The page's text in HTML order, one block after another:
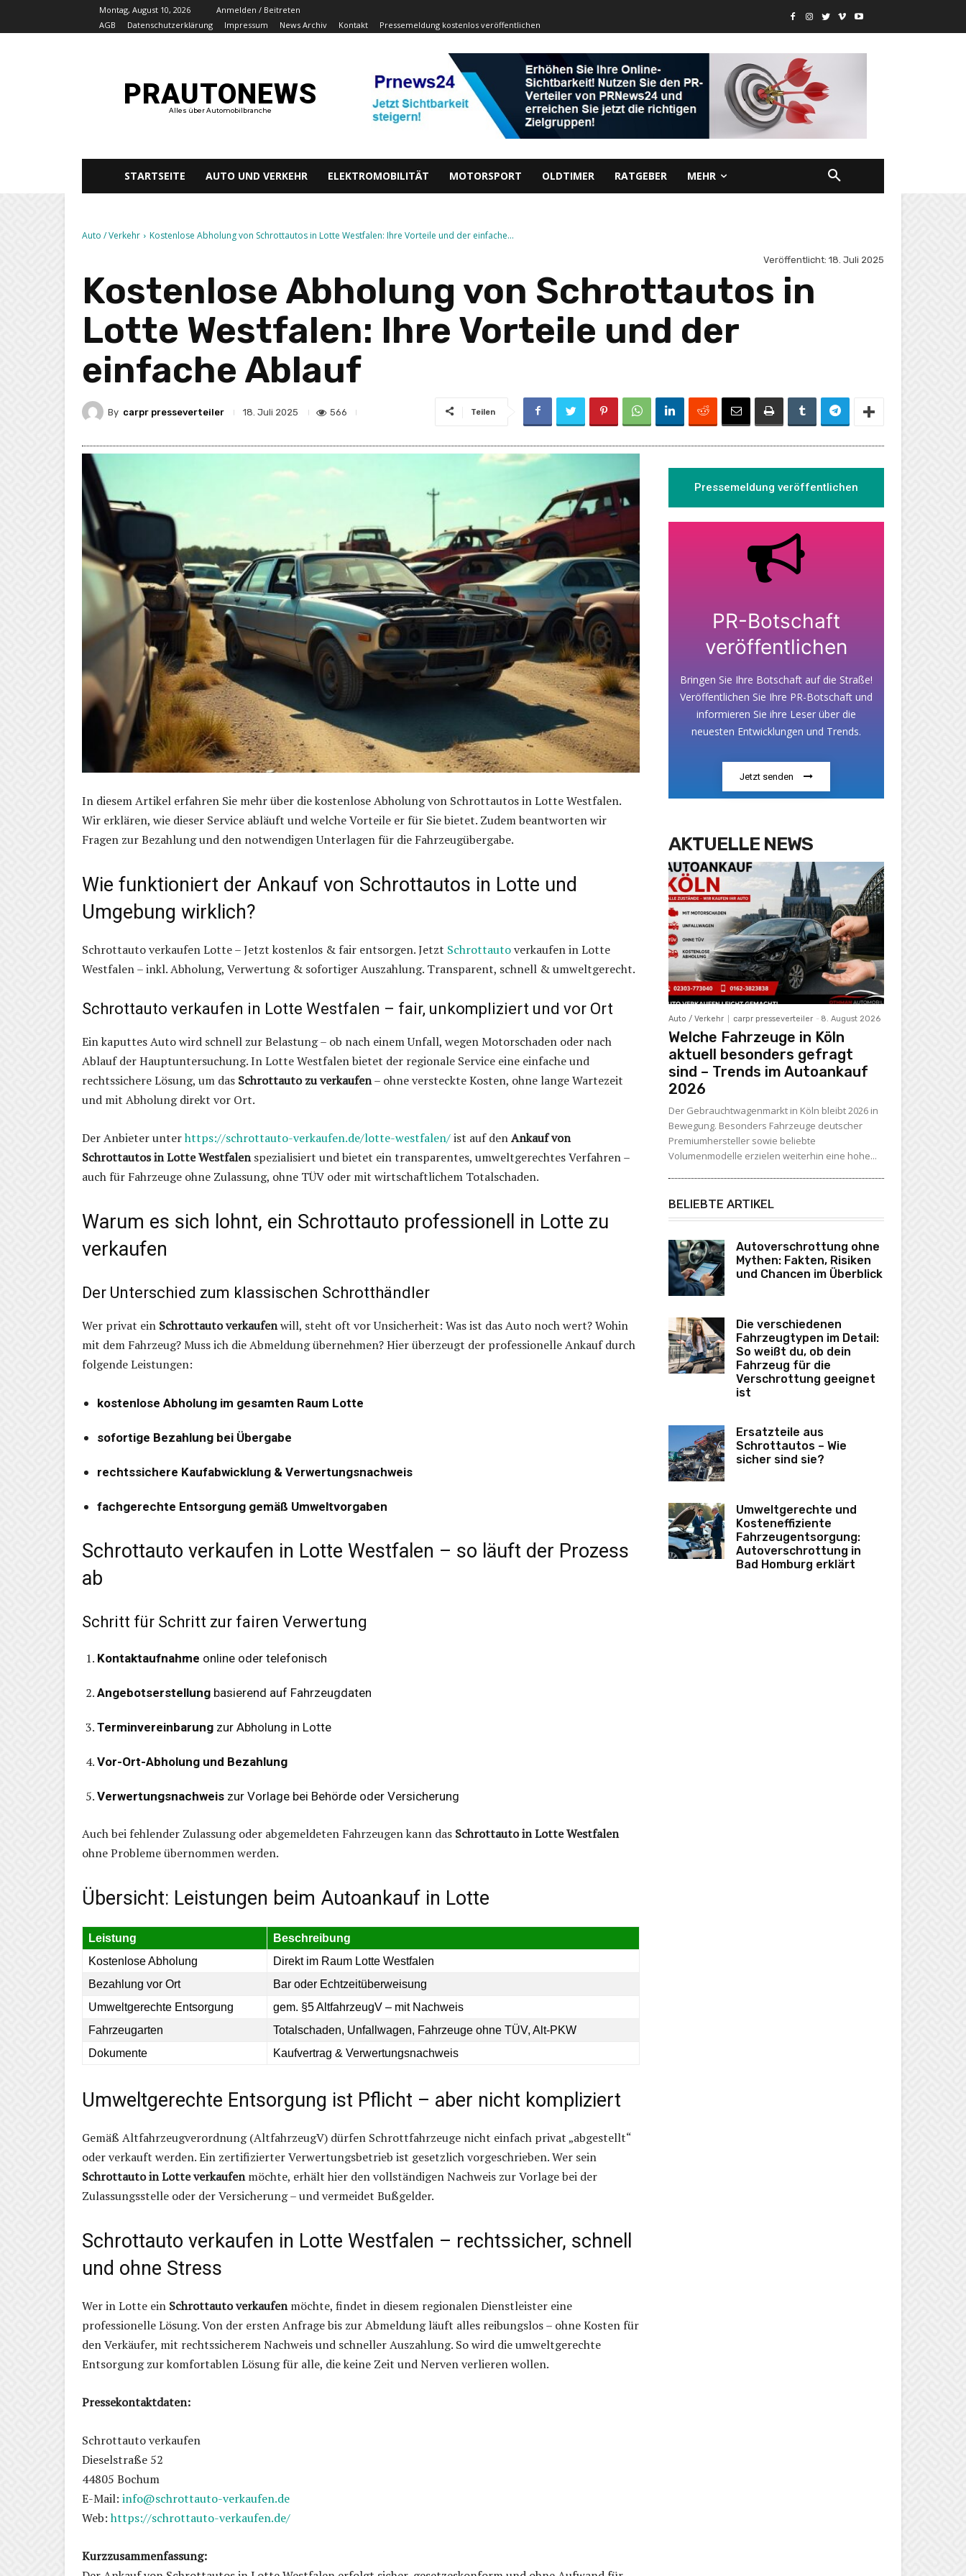
Montag, August 10, 2026
Anmelden / Beitreten
AGB
Datenschutzerklärung Impressum News Archiv Kontakt Pressemeldung kostenlos veröffentlichen
PRAUTONEWS
Alles über Automobilbranche
STARTSEITE AUTO UND VERKEHR ELEKTROMOBILITÄT MOTORSPORT OLDTIMER RATGEBER MEHR
Auto / Verkehr Kostenlose Abholung von Schrottautos in Lotte Westfalen: Ihre Vorteile und der einfache...
Veröffentlicht: 18. Juli 2025
Kostenlose Abholung von Schrottautos in
Lotte Westfalen: Ihre Vorteile und der
einfache Ablauf
By carpr presseverteiler 18. Juli 2025 566 Teilen
In diesem Artikel erfahren Sie mehr über die kostenlose Abholung von Schrottautos in Lotte Westfalen.
Wir erklären, wie dieser Service abläuft und welche Vorteile er für Sie bietet. Zudem beantworten wir
Fragen zur Bezahlung und den notwendigen Unterlagen für die Fahrzeugübergabe.
Wie funktioniert der Ankauf von Schrottautos in Lotte und
Umgebung wirklich?
Schrottauto verkaufen Lotte – Jetzt kostenlos & fair entsorgen. Jetzt Schrottautoverkaufen in Lotte
Westfalen – inkl. Abholung, Verwertung & sofortiger Auszahlung. Transparent, schnell & umweltgerecht.
Schrottauto verkaufen in Lotte Westfalen – fair, unkompliziert und vor Ort
Ein kaputtes Auto wird schnell zur Belastung – ob nach einem Unfall, wegen Motorschaden oder nach
Ablauf der Hauptuntersuchung. In Lotte Westfalen bietet der regionale Service eine einfache und
rechtssichere Lösung, um das Schrottauto zu verkaufen– ohne versteckte Kosten, ohne lange Wartezeit
und mit Abholung direkt vor Ort.
Der Anbieter unterhttps://schrottauto-verkaufen.de/lotte-westfalen/ist auf denAnkauf von
Schrottautos in Lotte Westfalenspezialisiert und bietet ein transparentes, umweltgerechtes Verfahren –
auch für Fahrzeuge ohne Zulassung, ohne TÜV oder mit wirtschaftlichem Totalschaden.
Warum es sich lohnt, ein Schrottauto professionell in Lotte zu
verkaufen
Der Unterschied zum klassischen Schrotthändler
Wer privat ein Schrottauto verkaufenwill, steht oft vor Unsicherheit: Was ist das Auto noch wert? Wohin
mit dem Fahrzeug? Muss ich die Abmeldung übernehmen? Hier überzeugt der professionelle Ankauf durch
folgende Leistungen:
kostenlose Abholung im gesamten Raum Lotte
sofortige Bezahlung bei Übergabe
rechtssichere Kaufabwicklung & Verwertungsnachweis
fachgerechte Entsorgung gemäß Umweltvorgaben
Schrottauto verkaufen in Lotte Westfalen – so läuft der Prozess
ab
Schritt für Schritt zur fairen Verwertung
Kontaktaufnahme online oder telefonisch
Angebotserstellung basierend auf Fahrzeugdaten
Terminvereinbarung zur Abholung in Lotte
Vor-Ort-Abholung und Bezahlung
Verwertungsnachweis zur Vorlage bei Behörde oder Versicherung
Auch bei fehlender Zulassung oder abgemeldeten Fahrzeugen kann das Schrottauto in Lotte Westfalen
ohne Probleme übernommen werden.
Übersicht: Leistungen beim Autoankauf in Lotte
Leistung
Beschreibung
Kostenlose Abholung
Direkt im Raum Lotte Westfalen
Bezahlung vor Ort
Bar oder Echtzeitüberweisung
Umweltgerechte Entsorgung
gem. §5 AltfahrzeugV – mit Nachweis
Fahrzeugarten
Totalschaden, Unfallwagen, Fahrzeuge ohne TÜV, Alt-PKW
Dokumente
Kaufvertrag & Verwertungsnachweis
Umweltgerechte Entsorgung ist Pflicht – aber nicht kompliziert
Gemäß Altfahrzeugverordnung (AltfahrzeugV) dürfen Schrottfahrzeuge nicht einfach privat „abgestellt“
oder verkauft werden. Ein zertifizierter Verwertungsbetrieb ist gesetzlich vorgeschrieben. Wer sein
Schrottauto in Lotte verkaufenmöchte, erhält hier den vollständigen Nachweis zur Vorlage bei der
Zulassungsstelle oder der Versicherung – und vermeidet Bußgelder.
Schrottauto verkaufen in Lotte Westfalen – rechtssicher, schnell
und ohne Stress
Wer in Lotte ein Schrottauto verkaufenmöchte, findet in diesem regionalen Dienstleister eine
professionelle Lösung. Von der ersten Anfrage bis zur Abmeldung läuft alles reibungslos – ohne Kosten für
den Verkäufer, mit rechtssicherem Nachweis und schneller Auszahlung. So wird die umweltgerechte
Entsorgung zur komfortablen Lösung für alle, die keine Zeit und Nerven verlieren wollen.
Pressekontaktdaten:
Schrottauto verkaufen
Dieselstraße 52
44805 Bochum
E-Mail: info@schrottauto-verkaufen.de
Web:https://schrottauto-verkaufen.de/
Kurzzusammenfassung:
Pressemeldung veröffentlichen
PR-Botschaft
veröffentlichen
Bringen Sie Ihre Botschaft auf die Straße!
Veröffentlichen Sie Ihre PR-Botschaft und
informieren Sie ihre Leser über die
neuesten Entwicklungen und Trends.
Jetzt senden
AKTUELLE NEWS
Auto / Verkehr carpr presseverteiler - 8. August 2026
Welche Fahrzeuge in Köln
aktuell besonders gefragt
sind – Trends im Autoankauf
2026
Der Gebrauchtwagenmarkt in Köln bleibt 2026 in
Bewegung. Besonders Fahrzeuge deutscher
Premiumhersteller sowie beliebte
Volumenmodelle erzielen weiterhin eine hohe...
BELIEBTE ARTIKEL
Autoverschrottung ohne
Mythen: Fakten, Risiken
und Chancen im Überblick
Die verschiedenen
Fahrzeugtypen im Detail:
So weißt du, ob dein
Fahrzeug für die
Verschrottung geeignet
ist
Ersatzteile aus
Schrottautos – Wie
sicher sind sie?
Umweltgerechte und
Kosteneffiziente
Fahrzeugentsorgung:
Autoverschrottung in
Bad Homburg erklärt